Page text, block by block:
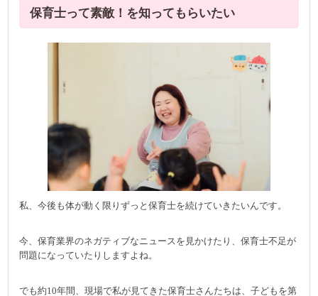
保育士って素敵！を知ってもらいたい
私、今後も体が動く限りずっと保育士を続けていきたいんです。
今、保育業界のネガティブなニュースを見かけたり、保育士不足が
問題になっていたりしますよね。
でも約10年間、現場で私が見てきた保育士さんたちは、子どもを第